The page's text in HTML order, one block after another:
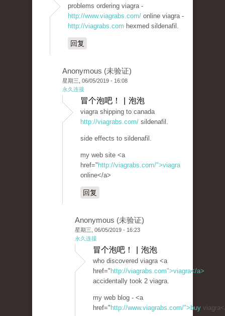
problems ordering viagra -
http://www.viagrabs.com/ online viagra -
http://viagrabs.com hexmed sildenafil.
回复
Anonymous (未验证)
星期三, 06/05/2019 - 16:08
永久连接
冒个泡吧！ | 泡泡
viagra shipping to canada
http://viagrabs.com/ sildenafil.
side effects to sildenafil.
my web site <a
href=" http://viagrabs.com/">viagra
online</a>
回复
Anonymous (未验证)
星期三, 06/05/2019 - 16:23
永久连接
冒个泡吧！ | 泡泡
who discovered viagra <a
href=" http://viagrabs.com">viagra</a>
accidentally took 2 viagra.
my web blog - <a
href=" http://www.viagrabs.com/">buy